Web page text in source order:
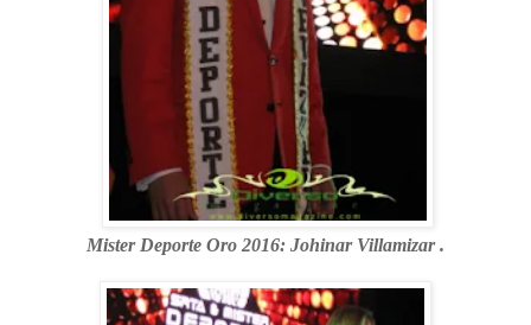
Mister Deporte Oro 2016: Johinar Villamizar .